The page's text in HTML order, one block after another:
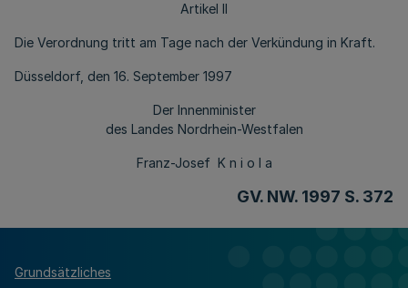
Artikel II
Die Verordnung tritt am Tage nach der Verkündung in Kraft.
Düsseldorf, den 16. September 1997
Der Innenminister
des Landes Nordrhein-Westfalen
Franz-Josef K n i o l a
GV. NW. 1997 S. 372
Grundsätzliches